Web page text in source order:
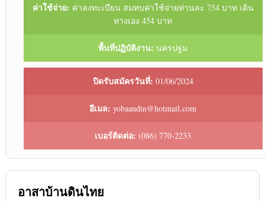
ค่าใช้จ่าย: ค่าลงทะเบียน สมทบค่าใช้จ่ายท่านละ 754 บาท เดิน
ทางเอง 454 บาท
พื้นที่ปฏิบัติงาน: นครปฐม
ปิดรับสมัครวันที่: 01/06/2024
อีเมล: yobaandin@hotmail.com
เบอร์ติดต่อ: (086) 770-2233
อาสาบ้านดินไทย